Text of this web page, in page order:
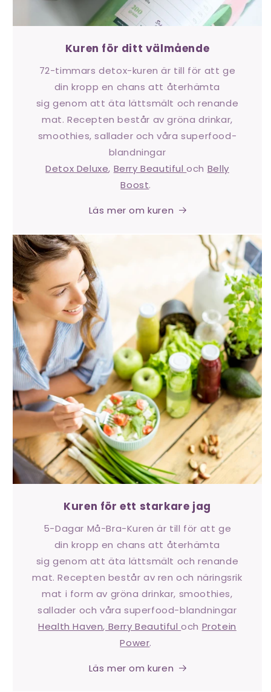
Kuren för ditt välmående
72-timmars detox-kuren är till för att ge
din kropp en chans att återhämta
sig genom att äta lättsmält och renande
mat. Recepten består av gröna drinkar,
smoothies, sallader och våra superfood-
blandningar
Detox Deluxe, Berry Beautifuloch Belly
Boost.
Läs mer om kuren
Kuren för ett starkare jag
5-Dagar Må-Bra-Kuren är till för att ge
din kropp en chans att återhämta
sig genom att äta lättsmält och renande
mat. Recepten består av ren och näringsrik
mat i form av gröna drinkar, smoothies,
sallader och våra superfood-blandningar
Health Haven, Berry Beautifuloch Protein
Power.
Läs mer om kuren